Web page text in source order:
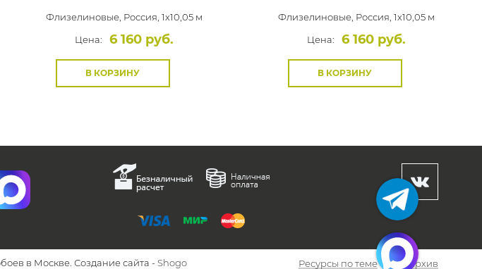
Флизелиновые, Россия, 1x10,05 м
Цена:
6 160 руб.
В КОРЗИНУ
Флизелиновые, Россия, 1x10,05 м
Цена:
6 160 руб.
В КОРЗИНУ
в Москве. Создание сайта - Shogo Ресурсы по теме Архив